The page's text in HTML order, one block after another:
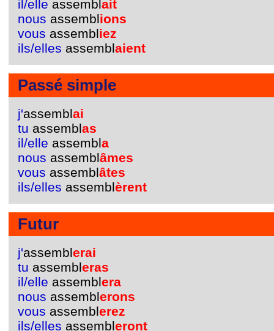
il/elle assemblait
nous assemblions
vous assembliez
ils/elles assemblaient
Passé simple
j'assemblai
tu assemblas
il/elle assembla
nous assemblâmes
vous assemblâtes
ils/elles assemblèrent
Futur
j'assemblerai
tu assembleras
il/elle assemblera
nous assemblerons
vous assemblerez
ils/elles assembleront